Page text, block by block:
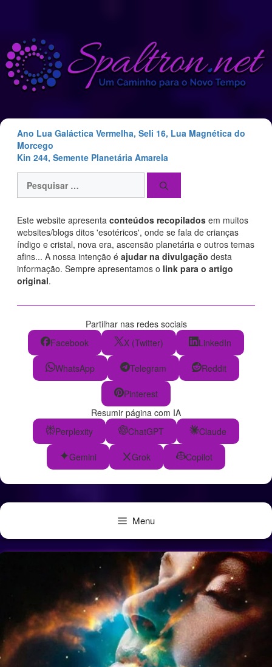
conteúdo
Ano Lua Galáctica Vermelha, Seli 16, Lua Magnética do
Morcego
Kin 244, Semente Planetária Amarela
por:
Este website apresenta conteúdos recopilados em muitos
websites/blogs ditos 'esotéricos', onde se fala de crianças
índigo e cristal, nova era, ascensão planetária e outros temas
afins... A nossa intenção é ajudar na divulgação desta
informação. Sempre apresentamos o link para o artigo
original.
Partilhar nas redes sociais
Facebook
X (Twitter) LinkedIn
WhatsApp Telegram Reddit
Pinterest
Resumir página com IA
Perplexity
ChatGPT Claude
Gemini Grok Copilot
Menu